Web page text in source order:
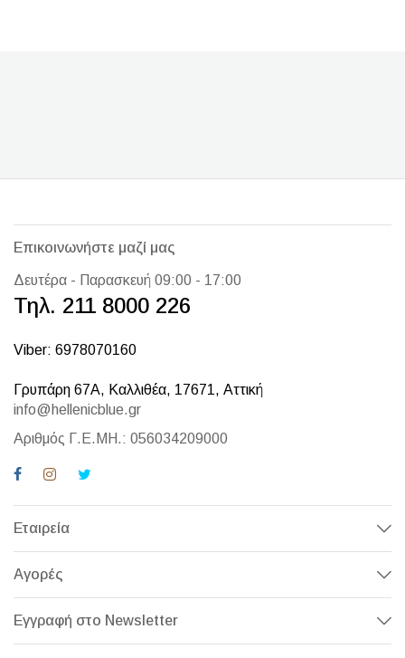
Επικοινωνήστε μαζί μας
Δευτέρα - Παρασκευή 09:00 - 17:00
Τηλ. 211 8000 226
Viber: 6978070160
Γρυπάρη 67Α, Καλλιθέα, 17671, Αττική
info@hellenicblue.gr
Αριθμός Γ.Ε.ΜΗ.: 056034209000
Εταιρεία
Αγορές
Εγγραφή στο Newsletter